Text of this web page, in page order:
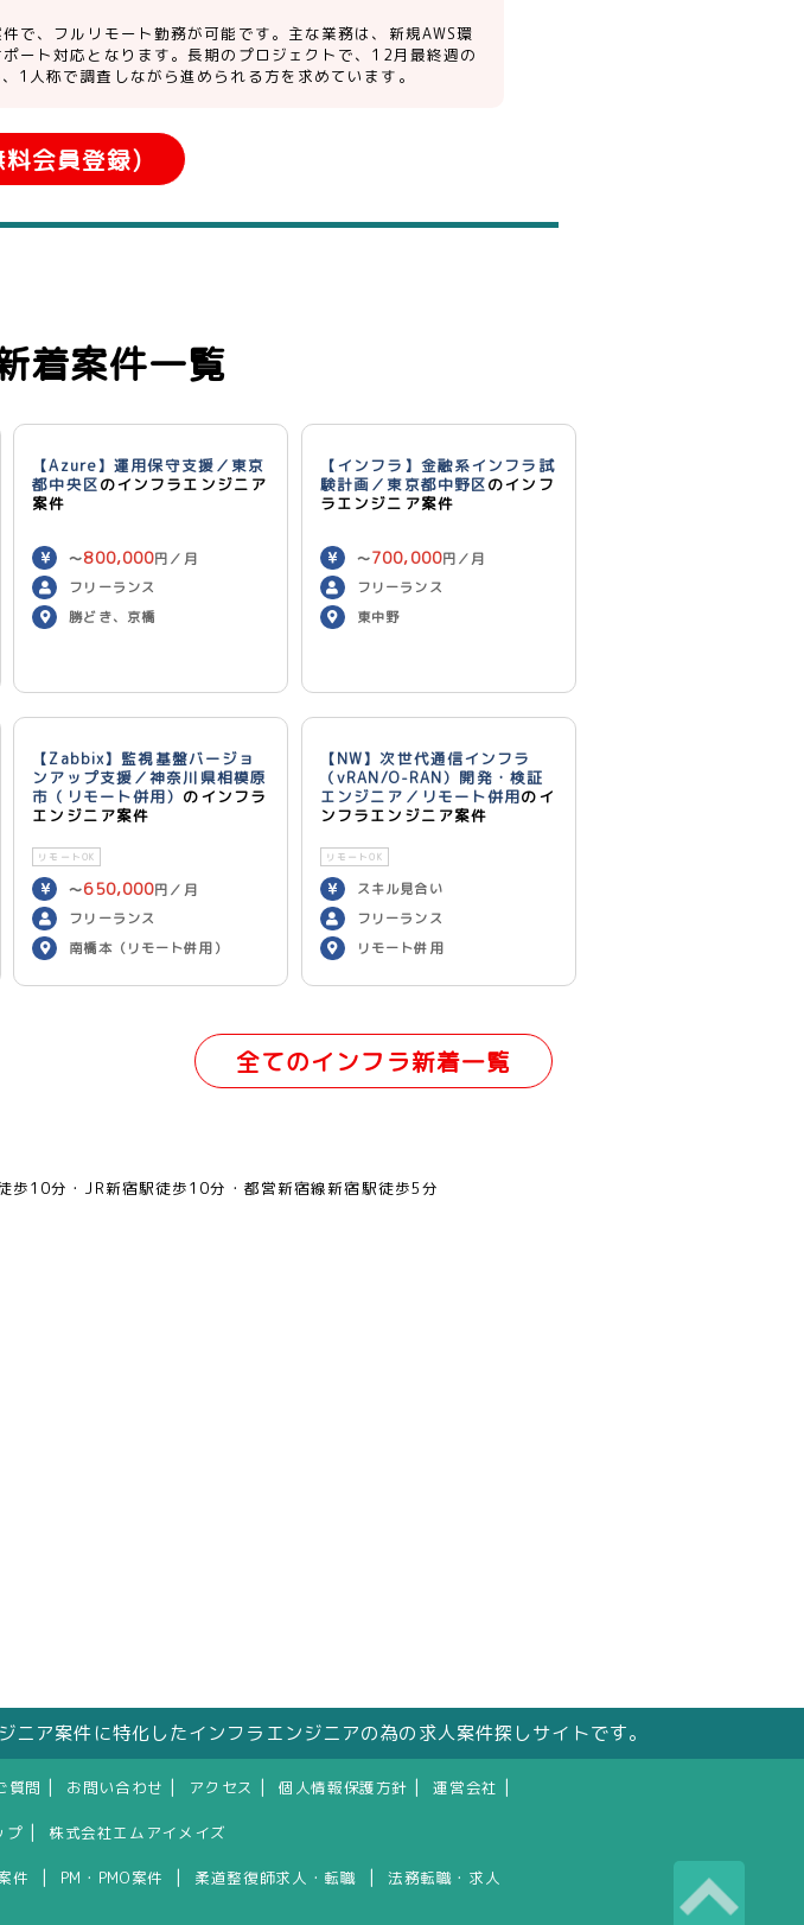
で、フルリモート勤務が可能です。主な業務は、新規AWS環
ート対応となります。長期のプロジェクトで、12月最終週の
1人称で調査しながら進められる方を求めています。
会員登録)
着案件一覧
【Azure】運用保守支援／東京
都中央区のインフラエンジニア
案件
〜800,000円／月
フリーランス
勝どき、京橋
【インフラ】金融系インフラ試
験計画／東京都中野区のインフ
ラエンジニア案件
〜700,000円／月
フリーランス
東中野
【Zabbix】監視基盤バージョ
ンアップ支援／神奈川県相模原
市（リモート併用） のインフラ
エンジニア案件
リモートOK
〜650,000円／月
フリーランス
南橋本（リモート併用）
【NW】次世代通信インフラ
（vRAN/O-RAN）開発・検証
エンジニア／リモート併用のイ
ンフラエンジニア案件
リモートOK
スキル見合い
フリーランス
リモート併用
全てのインフラ新着一覧
歩10分 JR新宿駅徒歩10分
都営新宿線新宿駅徒歩5分
ア案件に特化したインフラエンジニアの為の求人案件探しサイトです。
質問 お問い合わせ アクセス 個人情報保護方針 運営会社
プ 株式会社エムアイメイズ
件 PM・PMO案件 柔道整復師求人・転職 法務転職・求人